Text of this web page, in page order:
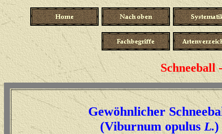
Schneeball
Gewöhnlicher
(Viburnum opulusL.)